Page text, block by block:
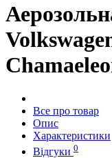
Все про товар
Опис
Характеристики
Відгуки 0